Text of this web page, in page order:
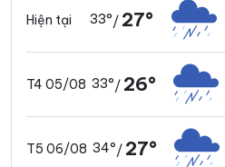
Hiện tại 33°/ 27°
T4 05/08 33°/ 26°
T5 06/08 34°/ 27°